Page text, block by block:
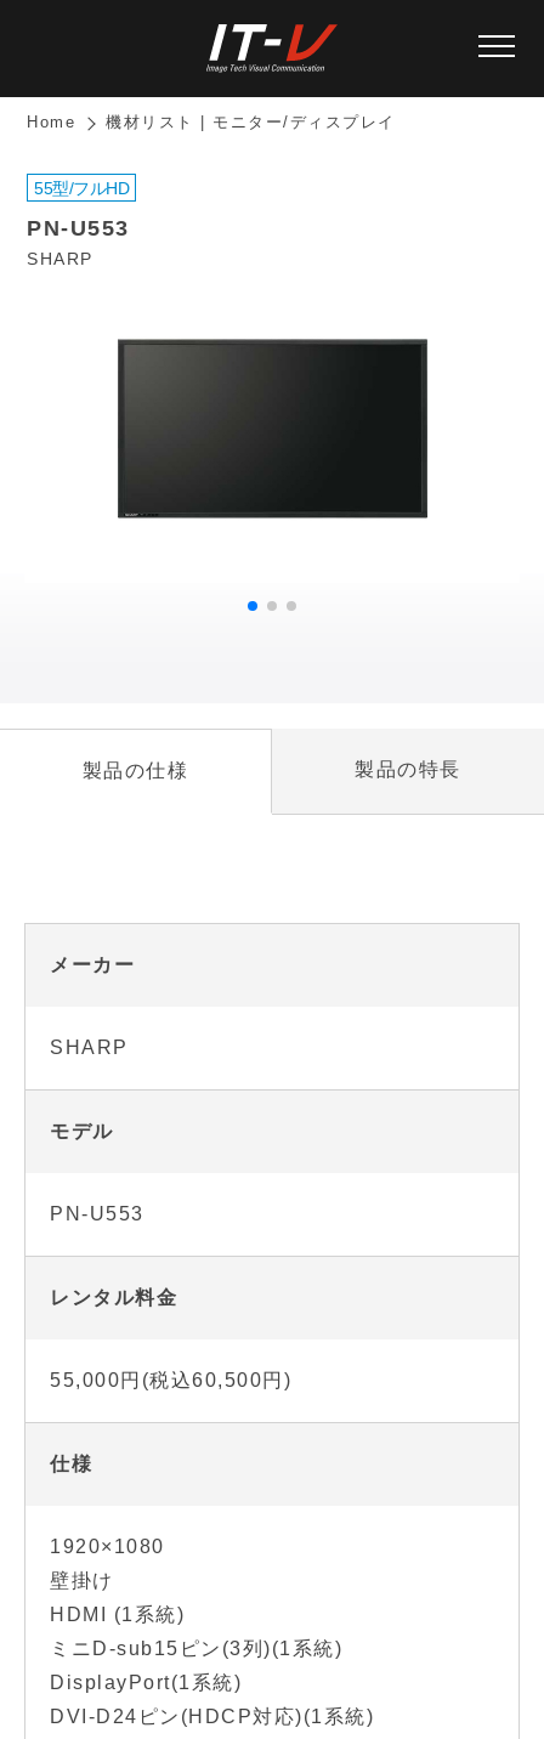
Home 機材リスト | モニター/ディスプレイ
55型/フルHD
PN-U553
SHARP
製品の仕様
メーカー
SHARP
モデル
PN-U553
レンタル料金
55,000円(税込60,500円)
仕様
1920×1080
壁掛け
HDMI (1系統)
ミニD-sub15ピン(3列)(1系統)
DisplayPort(1系統)
DVI-D24ピン(HDCP対応)(1系統)
製品の特長